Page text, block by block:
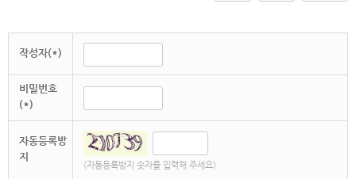
작성자(*)
비밀번호
(*)
자동등록방
지
(자동등록방지 숫자를 입력해 주세요)